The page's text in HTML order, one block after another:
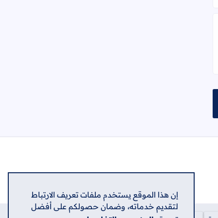
إن هذا الموقع يستخدم ملفات تعريف الارتباط
لتقديم خدماته، وضمان حصولكم على أفضل